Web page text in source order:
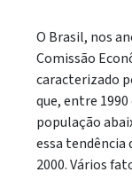
O Brasil, nos
Comissão
caracterizado
que, entre 1990
população
essa tendência
2000. Vários